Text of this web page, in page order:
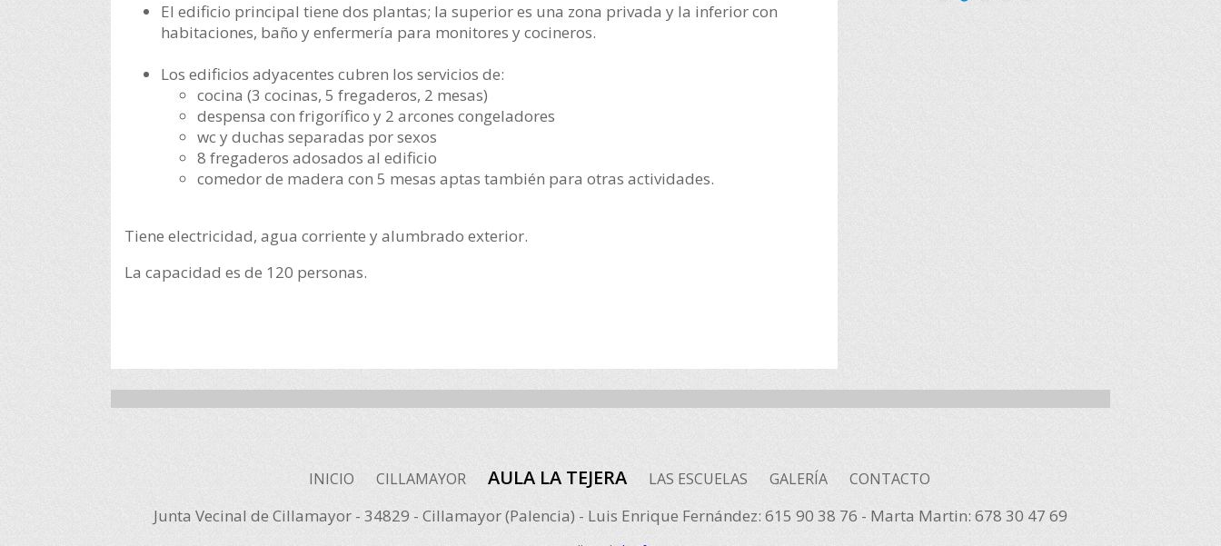
El edificio principal tiene dos plantas; la superior es una zona privada y la inferior con
habitaciones, baño y enfermería para monitores y cocineros.
Los edificios adyacentes cubren los servicios de:
cocina (3 cocinas, 5 fregaderos, 2 mesas)
despensa con frigorífico y 2 arcones congeladores
wc y duchas separadas por sexos
8 fregaderos adosados al edificio
comedor de madera con 5 mesas aptas también para otras actividades.
Tiene electricidad, agua corriente y alumbrado exterior.
La capacidad es de 120 personas.
INICIO CILLAMAYOR AULA LA TEJERA LAS ESCUELAS GALERÍA CONTACTO
Junta Vecinal de Cillamayor - 34829 - Cillamayor (Palencia) - Luis Enrique Fernández: 615 90 38 76 - Marta Martin: 678 30 47 69